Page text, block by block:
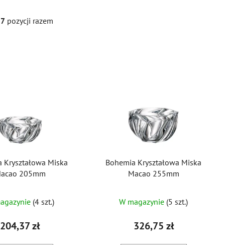
7 pozycji razem
Kryształowa Miska
205mm
(4 szt.)
204,37 zł
Bohemia Kryształowa Miska
Macao 255mm
W magazynie (5 szt.)
326,75 zł